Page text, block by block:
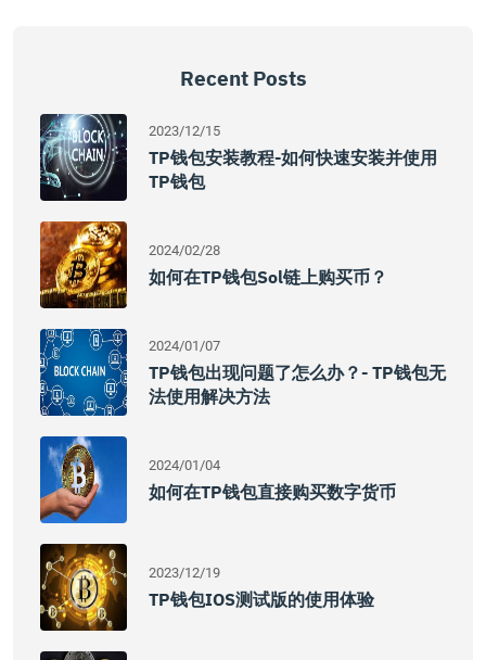
Recent Posts
2023/12/15
TP钱包安装教程-如何快速安装并使用
TP钱包
2024/02/28
如何在TP钱包Sol链上购买币？
2024/01/07
TP钱包出现问题了怎么办？- TP钱包无
法使用解决方法
2024/01/04
如何在TP钱包直接购买数字货币
2023/12/19
TP钱包iOS测试版的使用体验